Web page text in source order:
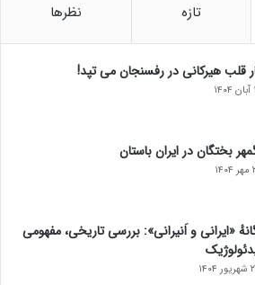
تازه نظرها
قلب هیرکانی در رفسنجان می تپد!
بختگان در ایران باستان
«ایرانی و اَنیرانی»: بررسی تاریخی، مفهومی